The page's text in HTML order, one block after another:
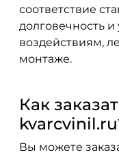
соответствие
долговечность
воздействиям,
монтаже.
Как
Вы можете